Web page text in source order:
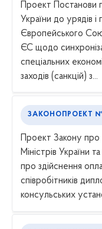
Проект Постанови
України до урядів
Європейського
ЄС щодо
спеціальних
заходів (санкцій) з...
ЗАКОНОПРОЕКТ №
Проект Закону про
Міністрів України
про здійснення
співробітників
консульських